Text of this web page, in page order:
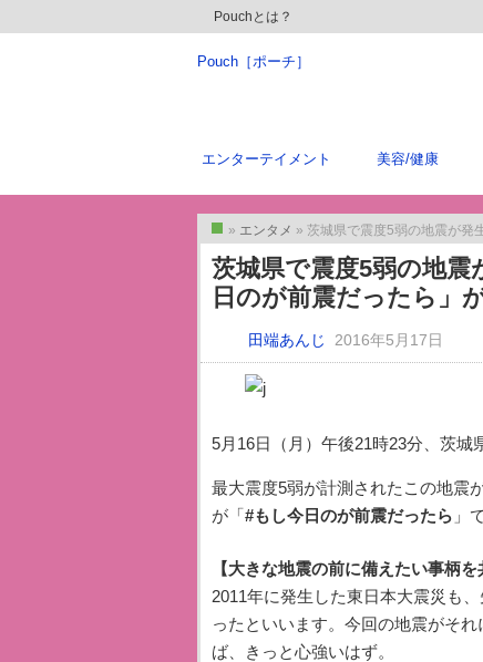
Pouchとは？
Pouch［ポーチ］
エンターテイメント 美容/健康
トップ
» エンタメ » 茨城県で震度5弱の地震が発生！
茨城県で震度5弱の地
日のが前震だったら」
田端あんじ 2016年5月17日
5月16日（月）午後21時23分、茨城
最大震度5弱が計測されたこの地震
が「#もし今日のが前震だったら 」
【大きな地震の前に備えたい事柄を
2011年に発生した東日本大震災も
ったといいます。今回の地震がそ
ば、きっと心強いはず。